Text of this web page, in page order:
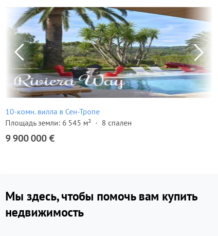
10-комн. вилла в Сен-Тропе
Площадь земли: 6 545 м²
8 спален
9 900 000 €
Мы здесь, чтобы помочь вам купить
недвижимость